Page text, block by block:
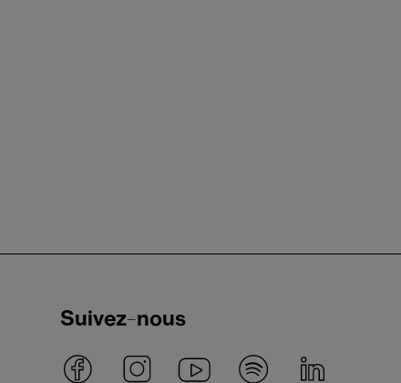
Suivez-nous